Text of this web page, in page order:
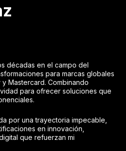
décadas en el campo del
para marcas globales
Mastercard. Combinando
para ofrecer soluciones que
por una trayectoria impecable,
en innovación,
que refuerzan mi